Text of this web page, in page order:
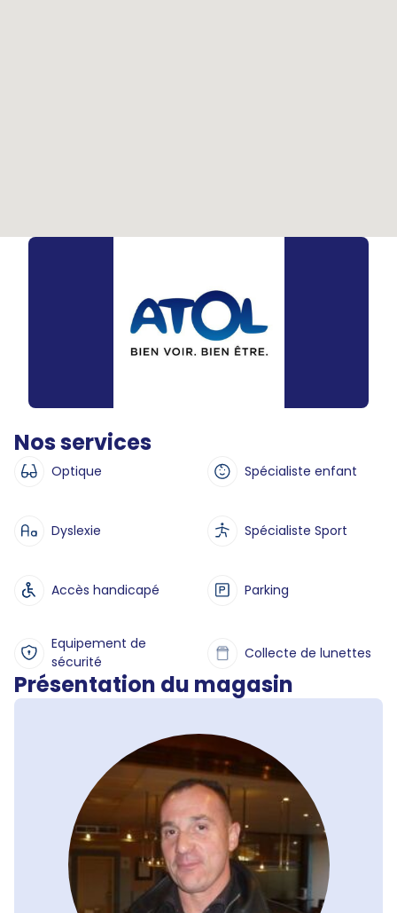
Nos services
Optique Spécialiste enfant
Dyslexie Spécialiste Sport
Accès handicapé Parking
Equipement de
sécurité
Collecte de lunettes
Présentation du magasin